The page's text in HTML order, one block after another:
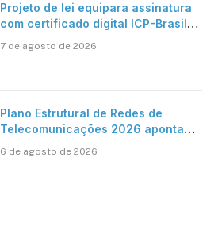
Projeto de lei equipara assinatura
com certificado digital ICP-Brasil
cartório
7 de agosto de 2026
Plano Estrutural de Redes de
Telecomunicações 2026 aponta
mantém desafio
6 de agosto de 2026